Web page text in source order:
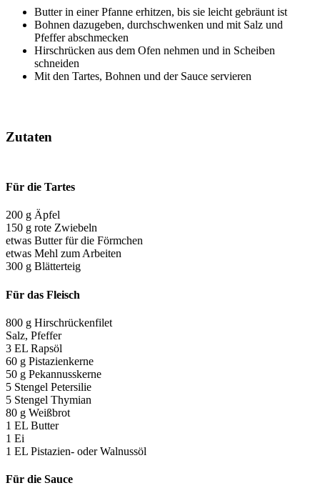
Butter in einer Pfanne erhitzen, bis sie leicht gebräunt ist
Bohnen dazugeben, durchschwenken und mit Salz und
Pfeffer abschmecken
Hirschrücken aus dem Ofen nehmen und in Scheiben
schneiden
Mit den Tartes, Bohnen und der Sauce servieren
Zutaten
Für die Tartes
200 g Äpfel
150 g rote Zwiebeln
etwas Butter für die Förmchen
etwas Mehl zum Arbeiten
300 g Blätterteig
Für das Fleisch
800 g Hirschrückenfilet
Salz, Pfeffer
3 EL Rapsöl
60 g Pistazienkerne
50 g Pekannusskerne
5 Stengel Petersilie
5 Stengel Thymian
80 g Weißbrot
1 EL Butter
1 Ei
1 EL Pistazien- oder Walnussöl
Für die Sauce